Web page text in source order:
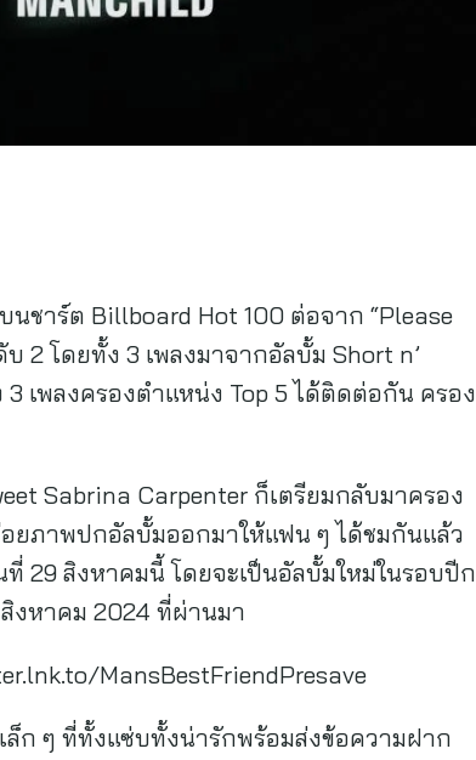
นชาร์ต Billboard Hot 100 ต่อจาก “Please
บ 2 โดยทั้ง 3 เพลงมาจากอัลบั้ม Short n’
เพลงครองตำแหน่ง Top 5 ได้ติดต่อกัน ครอง
Sabrina Carpenter ก็เตรียมกลับมาครอง
ยภาพปกอัลบั้มออกมาให้แฟน ๆ ได้ชมกันแล้ว
29 สิงหาคมนี้ โดยจะเป็นอัลบั้มใหม่ในรอบปีก
งหาคม 2024 ที่ผ่านมา
MansBestFriendPresave
ล็ก ๆ ที่ทั้งแซ่บทั้งน่ารักพร้อมส่งข้อความฝาก